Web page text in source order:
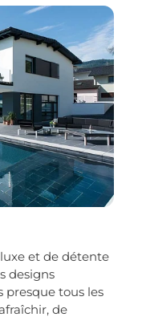
et de détente
designs
presque tous les
de